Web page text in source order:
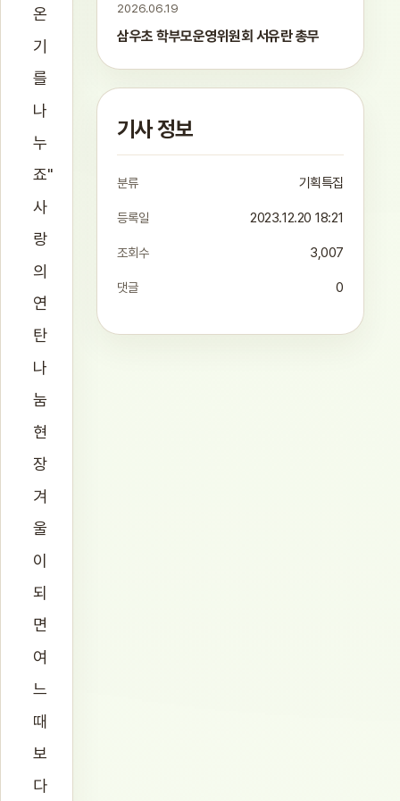
온
기
를
나
누
죠"
사
랑
의
연
탄
나
눔
현
장
겨
울
이
되
면
여
느
때
보
다
2026.06.19
삼우초 학부모운영위원회 서유란 총무
기사 정보
분류 기획특집
등록일 2023.12.20 18:21
조회수 3,007
댓글 0